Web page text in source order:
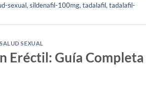
sexual, sildenafil-100mg, tadalafil, tadalafil-
SALUD SEXUAL
Eréctil: Guía Completa